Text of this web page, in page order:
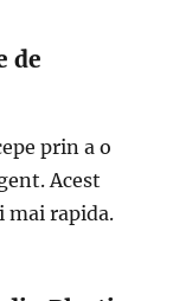
de
prin a o
Acest
mai rapida.